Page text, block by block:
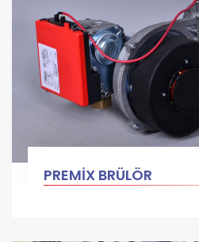
PREMİX BRÜLÖR